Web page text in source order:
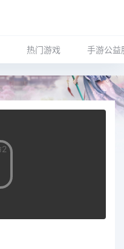
热门游戏 手游公益